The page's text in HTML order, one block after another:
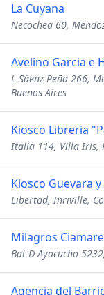
La Cuyana
Necochea 60,
Avelino Garcia e
L Sáenz Peña 266,
Buenos Aires
Kiosco Libreria
Italia 114, Villa Iris,
Kiosco Guevara
Libertad, Inriville,
Bat D Ayacucho
Agencia del